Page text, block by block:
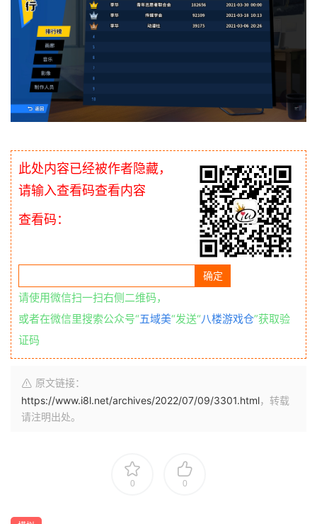
此处内容已经被作者隐藏，
请输入查看码查看内容
查看码：
请使用微信扫一扫右侧二维码，
或者在微信里搜索公众号“五域美“发送“八楼游戏仓”获取验
证码
原文链接：
https://www.i8l.net/archives/2022/07/09/3301.html，转载
请注明出处。
0 0